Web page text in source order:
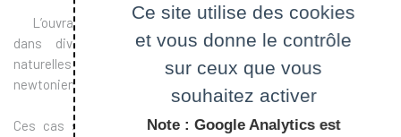
L’ouvrage porte sur les écoulements complexes rencontrés
dans diverses situations industrielles, biophysiques ou
naturelles où le comportement visqueux newtonien ou non-
newtonien du Fluide joue un rôle essentiel.
Ces cas se rencontrent quand l’échelle de l’écoulement est
Ce site utilise des cookies
et vous donne le contrôle
sur ceux que vous
souhaitez activer
Note : Google Analytics est